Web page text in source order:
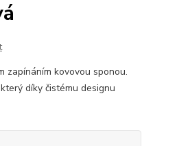
zapínáním kovovou sponou.
díky čistému designu